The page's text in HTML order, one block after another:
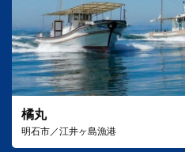
橘丸
明石市／江井ヶ島漁港